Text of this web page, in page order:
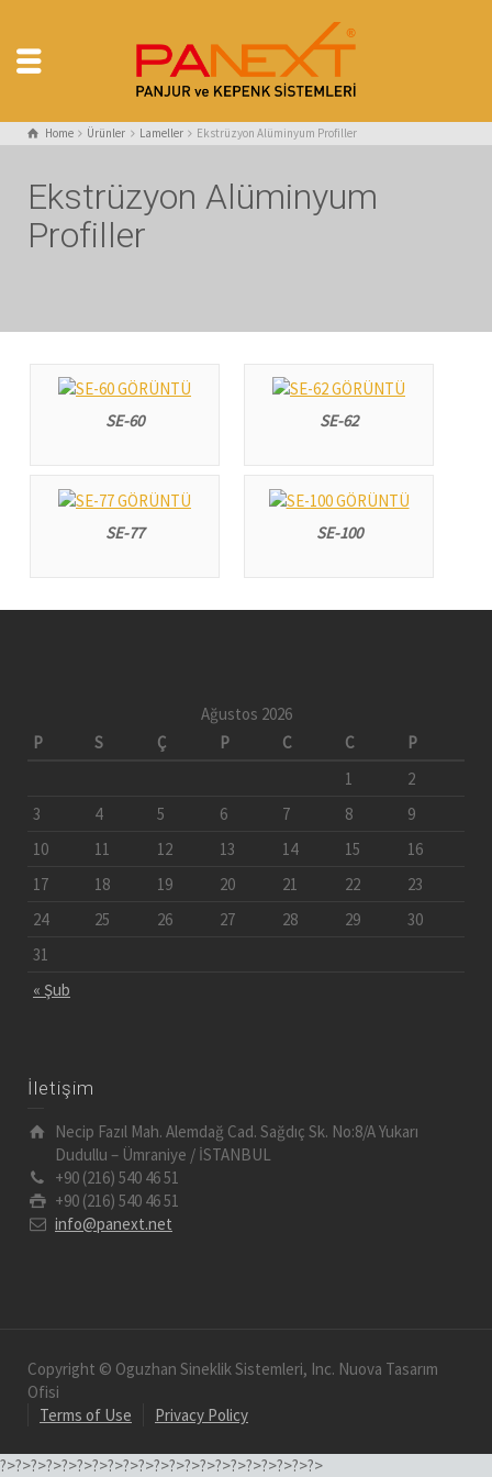
Home Ürünler Lameller Ekstrüzyon Alüminyum Profiller
Ekstrüzyon Alüminyum
Profiller
SE-60 SE-62
SE-77 SE-100
Ağustos 2026
P
S Ç P C C P
« Şub
1
2
3
4 5 6 7 8
9
10
11 12 13 14 15
16
17
18 19 20 21 22
23
24
25 26 27 28 29
30
31
İletişim
Necip Fazıl Mah. Alemdağ Cad. Sağdıç Sk. No:8/A Yukarı
Dudullu – Ümraniye / İSTANBUL
+90 (216) 540 46 51
+90 (216) 540 46 51
info@panext.net
Copyright © Oguzhan Sineklik Sistemleri, Inc. Nuova Tasarım
Ofisi
Terms of Use
Privacy Policy
?>?>?>?>?>?>?>?>?>?>?>?>?>?>?>?>?>?>?>?>?>